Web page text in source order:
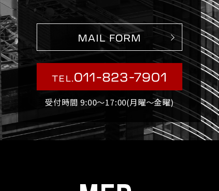
MAIL FORM
TEL.011-823-7901
受付時間 9:00〜17:00(月曜〜金曜)